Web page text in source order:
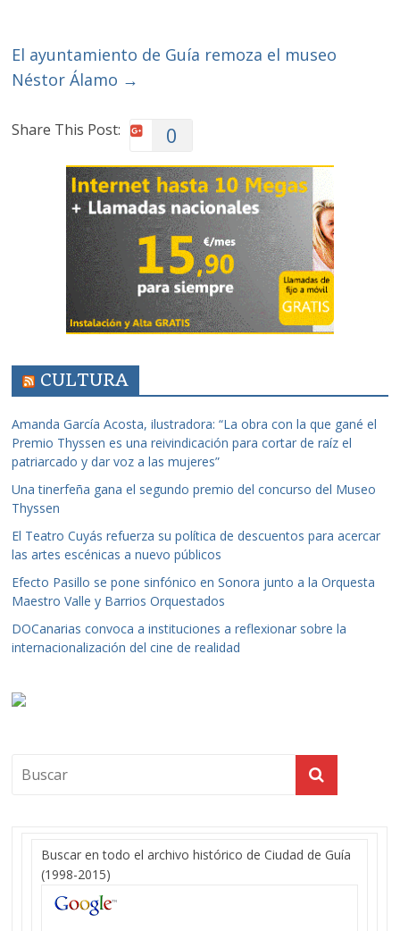
El ayuntamiento de Guía remoza el museo
Néstor Álamo →
Share This Post: 0
CULTURA
Amanda García Acosta, ilustradora: “La obra con la que gané el
Premio Thyssen es una reivindicación para cortar de raíz el
patriarcado y dar voz a las mujeres”
Una tinerfeña gana el segundo premio del concurso del Museo
Thyssen
El Teatro Cuyás refuerza su política de descuentos para acercar
las artes escénicas a nuevo públicos
Efecto Pasillo se pone sinfónico en Sonora junto a la Orquesta
Maestro Valle y Barrios Orquestados
DOCanarias convoca a instituciones a reflexionar sobre la
internacionalización del cine de realidad
Buscar en todo el archivo histórico de Ciudad de Guía
(1998-2015)